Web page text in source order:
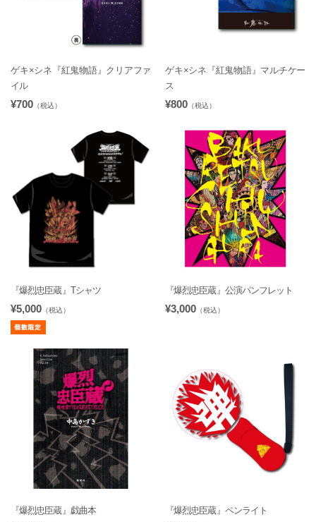
ゲキ×シネ『紅鬼物語』クリアファ
イル
¥700 （税込）
ゲキ×シネ『紅鬼物語』マルチケー
ス
¥800 （税込）
『爆烈忠臣蔵』Tシャツ
¥5,000 （税込）
『爆烈忠臣蔵』公演パンフレット
¥3,000 （税込）
『爆烈忠臣蔵』戯曲本 『爆烈忠臣蔵』ペンライト